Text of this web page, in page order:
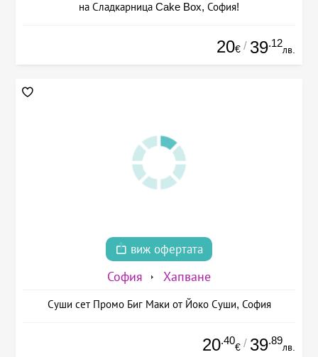
на Сладкарница Cake Box, София!
20€ / 39.12
лв.
виж офертата
София Хапване
Суши сет Промо Биг Маки от Йоко Суши, София
20.40
€ / 39.89
лв.